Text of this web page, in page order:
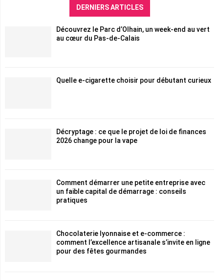
A
DERNIERS ARTICLES
Découvrez le Parc d’Olhain, un week-end au vert
au cœur du Pas-de-Calais
Quelle e-cigarette choisir pour débutant curieux
Décryptage : ce que le projet de loi de finances
2026 change pour la vape
Comment démarrer une petite entreprise avec
un faible capital de démarrage : conseils
pratiques
Chocolaterie lyonnaise et e-commerce :
comment l’excellence artisanale s’invite en ligne
pour des fêtes gourmandes